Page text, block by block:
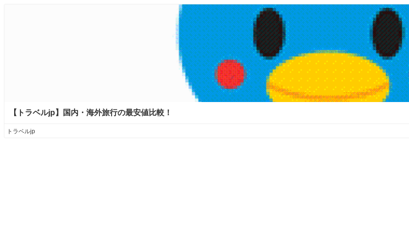
【トラベルjp】国内・海外旅行の最安値比較！
トラベルjp